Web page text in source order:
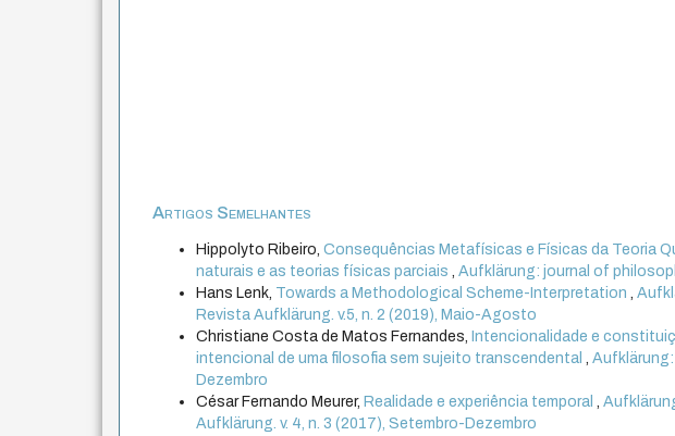
Artigos Semelhantes
Hippolyto Ribeiro,Consequências Metafísicas e Físicas da Teoria
naturais e as teorias físicas parciais,Aufklärung: journal of
Hans Lenk, Towards a Methodological Scheme-Interpretation,
Revista Aufklärung. v.5, n. 2 (2019), Maio-Agosto
Christiane Costa de Matos Fernandes, Intencionalidade e
intencional de uma filosofia sem sujeito transcendental,Aufklärung:
Dezembro
César Fernando Meurer, Realidade e experiência temporal,
Aufklärung. v. 4, n. 3 (2017), Setembro-Dezembro